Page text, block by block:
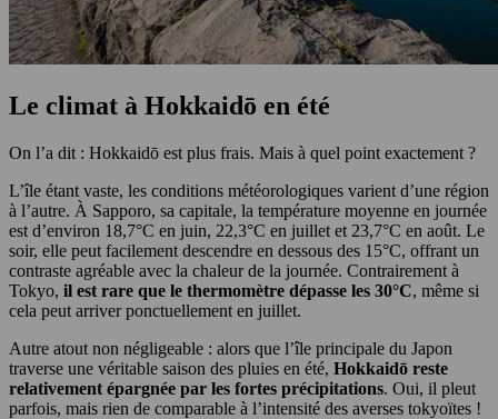
Le climat à Hokkaidō en été
On l’a dit : Hokkaidō est plus frais. Mais à quel point exactement ?
L’île étant vaste, les conditions météorologiques varient d’une région
à l’autre. À Sapporo, sa capitale, la température moyenne en journée
est d’environ 18,7°C en juin, 22,3°C en juillet et 23,7°C en août. Le
soir, elle peut facilement descendre en dessous des 15°C, offrant un
contraste agréable avec la chaleur de la journée. Contrairement à
Tokyo, il est rare que le thermomètre dépasse les 30°C, même si
cela peut arriver ponctuellement en juillet.
Autre atout non négligeable : alors que l’île principale du Japon
traverse une véritable saison des pluies en été, Hokkaidō reste
relativement épargnée par les fortes précipitations. Oui, il pleut
parfois, mais rien de comparable à l’intensité des averses tokyoïtes !